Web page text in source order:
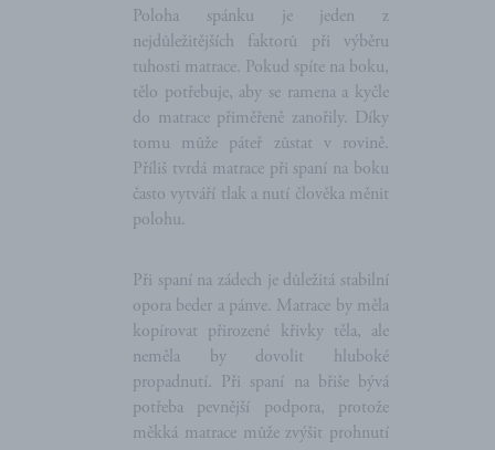
Poloha spánku je jeden z
nejdůležitějších faktorů při výběru
tuhosti matrace. Pokud spíte na boku,
tělo potřebuje, aby se ramena a kyčle
do matrace přiměřeně zanořily. Díky
tomu může páteř zůstat v rovině.
Příliš tvrdá matrace při spaní na boku
často vytváří tlak a nutí člověka měnit
polohu.
Při spaní na zádech je důležitá stabilní
opora beder a pánve. Matrace by měla
kopírovat přirozené křivky těla, ale
neměla by dovolit hluboké
propadnutí. Při spaní na břiše bývá
potřeba pevnější podpora, protože
měkká matrace může zvýšit prohnutí